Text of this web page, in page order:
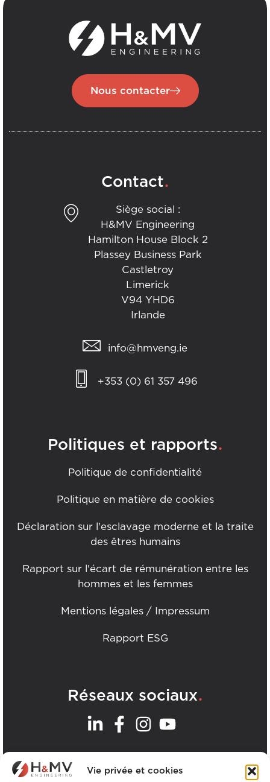
Vie privée et cookies
Nous contacter
Contact.
Siège social :
H&MV Engineering
Hamilton House Block 2
Plassey Business Park
Castletroy
Limerick
V94 YHD6
Irlande
info@hmveng.ie
+353 (0) 61 357 496
Politiques et rapports.
Politique de confidentialité
Politique en matière de cookies
Déclaration sur l'esclavage moderne et la traite
des êtres humains
Rapport sur l'écart de rémunération entre les
hommes et les femmes
Mentions légales / Impressum
Rapport ESG
Réseaux sociaux.
Nos bureaux